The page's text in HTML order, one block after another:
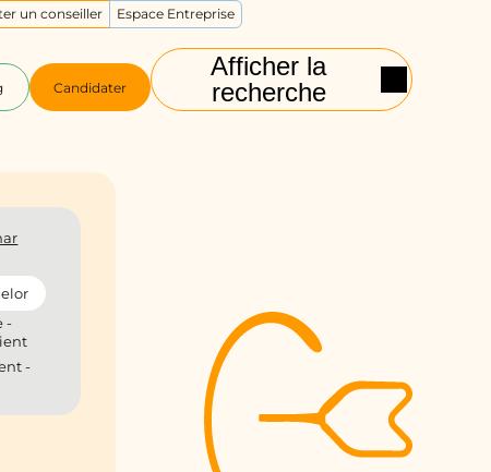
Afficher la
recherche
Candidater
un conseiller Espace Entreprise
-
-